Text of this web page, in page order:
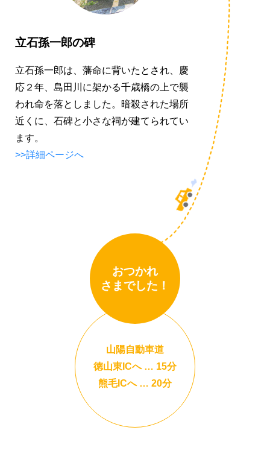
立石孫一郎の碑
立石孫一郎は、藩命に背いたとされ、慶
応２年、島田川に架かる千歳橋の上で襲
われ命を落としました。暗殺された場所
近くに、石碑と小さな祠が建てられてい
ます。
>>詳細ページへ
おつかれ
さまでした！
山陽自動車道
徳山東ICへ … 15分
熊毛ICへ … 20分